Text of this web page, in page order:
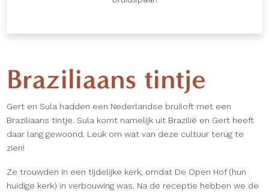
Braziliaans tintje
Gert en Sula hadden een Nederlandse bruiloft met een
Braziliaans tintje. Sula komt namelijk uit Brazilië en Gert heeft
daar lang gewoond. Leuk om wat van deze cultuur terug te
zien!
Ze trouwden in een tijdelijke kerk, omdat De Open Hof (hun
huidige kerk) in verbouwing was. Na de receptie hebben we de